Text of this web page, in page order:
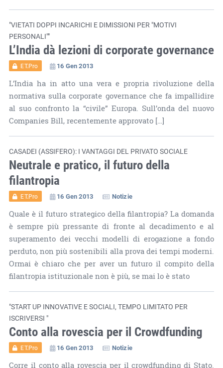
"VIETATI DOPPI INCARICHI E DIMISSIONI PER "MOTIVI
PERSONALI""
L’India dà lezioni di corporate governance
ET.Pro 16 Gen 2013
L’India ha in atto una vera e propria rivoluzione della
normativa sulla corporate governance che fa impallidire
al suo confronto la “civile” Europa. Sull’onda del nuovo
Companies Bill, recentemente approvato […]
CASADEI (ASSIFERO): I VANTAGGI DEL PRIVATO SOCIALE
Neutrale e pratico, il futuro della
filantropia
ET.Pro 16 Gen 2013 Notizie
Quale è il futuro strategico della filantropia? La domanda
è sempre più pressante di fronte al decadimento e al
superamento dei vecchi modelli di erogazione a fondo
perduto, non più sostenibili alla prova dei tempi moderni.
Ormai è chiaro che per aver un futuro il compito della
filantropia istituzionale non è più, se mai lo è stato
"START UP INNOVATIVE E SOCIALI, TEMPO LIMITATO PER
ISCRIVERSI "
Conto alla rovescia per il Crowdfunding
ET.Pro 16 Gen 2013 Notizie
Corre il conto alla rovescia per il crowdfunding di Stato.